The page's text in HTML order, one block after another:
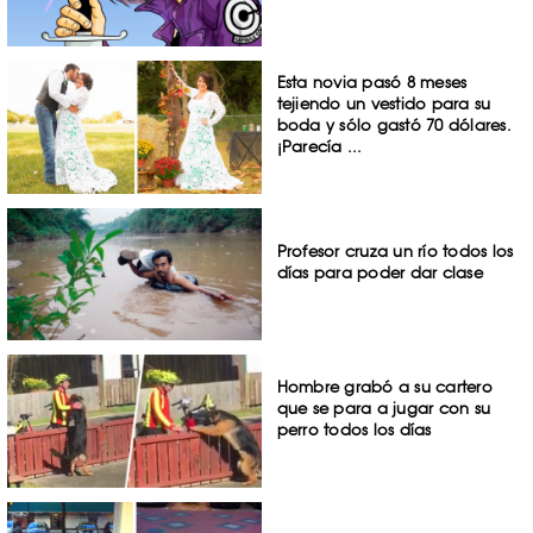
Esta novia pasó 8 meses
tejiendo un vestido para su
boda y sólo gastó 70 dólares.
¡Parecía ...
Profesor cruza un río todos los
días para poder dar clase
Hombre grabó a su cartero
que se para a jugar con su
perro todos los días